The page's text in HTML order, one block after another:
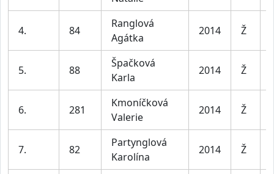
4. 84
Ranglová
Agátka
2014 Ž
5. 88
Špačková
Karla
2014 Ž
6. 281
Kmoníčková
Valerie
2014 Ž
7. 82
Partynglová
Karolína
2014 Ž